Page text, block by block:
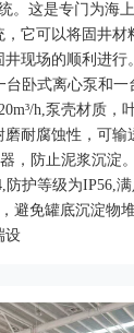
。这是专门为海
，它可以将固井材
现场的顺利进行
台卧式离心泵和
h,泵壳材质，
耐腐蚀性，可输
，防止泥浆沉淀
防护等级为IP56,
避免罐底沉淀物
设